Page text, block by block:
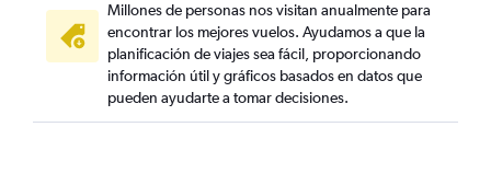
Millones de personas nos visitan anualmente para
encontrar los mejores vuelos. Ayudamos a que la
planificación de viajes sea fácil, proporcionando
información útil y gráficos basados en datos que
pueden ayudarte a tomar decisiones.